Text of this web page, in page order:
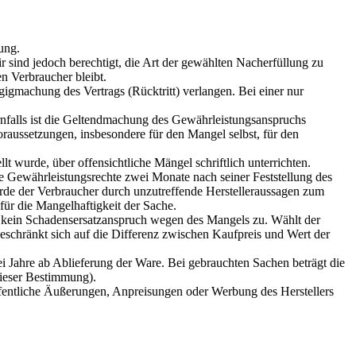
sind jedoch berechtigt, die Art der gewählten Nacherfüllung zu
Verbraucher bleibt.
des Vertrags (Rücktritt) verlangen. Bei einer nur
ist die Geltendmachung des Gewährleistungsanspruchs
insbesondere für den Mangel selbst, für den
wurde, über offensichtliche Mängel schriftlich unterrichten.
zwei Monate nach seiner Feststellung des
der Verbraucher durch unzutreffende Herstelleraussagen zum
die Mangelhaftigkeit der Sache.
Schadensersatzanspruch wegen des Mangels zu. Wählt der
sich auf die Differenz zwischen Kaufpreis und Wert der
ab Ablieferung der Ware. Bei gebrauchten Sachen beträgt die
Bestimmung).
Äußerungen, Anpreisungen oder Werbung des Herstellers